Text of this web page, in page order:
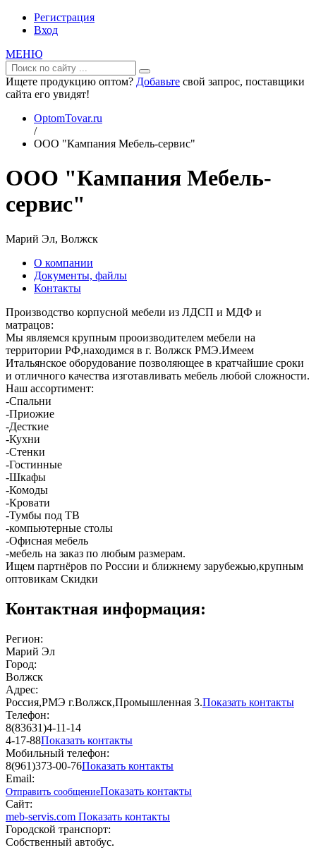
Регистрация
Вход
МЕНЮ
Ищете продукцию оптом? Добавьте свой запрос, поставщики
сайта его увидят!
OptomTovar.ru
/
OOO "Кампания Мебель-сервис"
OOO "Кампания Мебель-
сервис"
Марий Эл, Волжск
О компании
Документы, файлы
Контакты
Производство корпусной мебели из ЛДСП и МДФ и
матрацов:
Мы являемся крупным прооизводителем мебели на
территории РФ,находимся в г. Волжск РМЭ.Имеем
Итальянское оборудование позволяющее в кратчайшие сроки
и отличного качества изготавливать мебель любой сложности.
Наш ассортимент:
-Спальни
-Приожие
-Десткие
-Кухни
-Стенки
-Гостинные
-Шкафы
-Комоды
-Кровати
-Тумбы под ТВ
-компьютерные столы
-Офисная мебель
-мебель на заказ по любым размерам.
Ищем партнёров по России и ближнему зарубежью,крупным
оптовикам Скидки
Контактная информация:
Регион:
Марий Эл
Город:
Волжск
Адрес:
Россия,РМЭ г.Волжск,Промышленная 3.Показать контакты
Телефон:
8(83631)4-11-14
4-17-88Показать контакты
Мобильный телефон:
8(961)373-00-76Показать контакты
Email:
Отправить сообщениеПоказать контакты
Сайт:
meb-servis.com Показать контакты
Городской транспорт:
Собственный автобус.